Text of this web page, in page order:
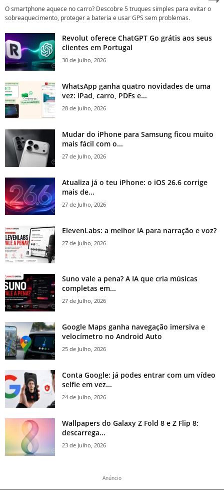
O smartphone aquece no carro? Descobre 5 truques simples para evitar o
sobreaquecimento, proteger a bateria e usar GPS sem problemas.
Revolut oferece ChatGPT Go grátis aos seus
clientes em Portugal
30 de Julho, 2026
WhatsApp ganha quatro novidades de uma
vez: iPad, carro, PDFs e...
28 de Julho, 2026
Mudar do iPhone para Samsung ficou muito
mais fácil com o...
27 de Julho, 2026
Atualiza já o teu iPhone: o iOS 26.6 corrige
mais de...
27 de Julho, 2026
ElevenLabs: a melhor IA para narração e voz?
27 de Julho, 2026
Suno vale a pena? A IA que cria músicas
completas em...
27 de Julho, 2026
Google Maps ganha navegação imersiva e
velocímetro no Android Auto
25 de Julho, 2026
Conta Google: já podes entrar com um vídeo
selfie em vez...
24 de Julho, 2026
Wallpapers do Galaxy Z Fold 8 e Z Flip 8:
descarrega...
23 de Julho, 2026
Anúncio